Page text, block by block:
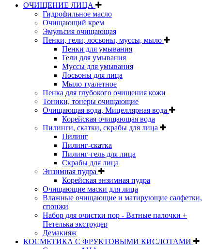
ОЧИЩЕНИЕ ЛИЦА
Гидрофильное масло
Очищающий крем
Эмульсия очищающая
Пенки, гели, лосьоны, муссы, мыло
Пенки для умывания
Гели для умывания
Муссы для умывания
Лосьоны для лица
Мыло туалетное
Пенка для глубокого очищения кожи
Тоники, тонеры очищающие
Очищающая вода, Мицеллярная вода
Корейская очищающая вода
Пилинги, скатки, скрабы для лица
Пилинг
Пилинг-скатка
Пилинг-гель для лица
Скрабы для лица
Энзимная пудра
Корейская энзимная пудра
Очищающие маски для лица
Влажные очищающие и матирующие салфетки,
спонжи
Набор для очистки пор - Ватные палочки +
Петелька экструдер
Демакияж
КОСМЕТИКА С ФРУКТОВЫМИ КИСЛОТАМИ